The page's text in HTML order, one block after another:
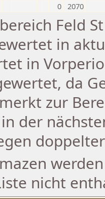
0 2070
Feld
in
in
da
zur
der
nicht